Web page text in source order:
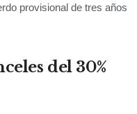
provisional de tres años
del 30%